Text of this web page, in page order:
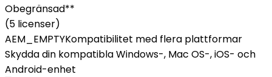
Obegränsad**
(5 licenser)
AEM_EMPTYKompatibilitet med flera plattformar
Skydda din kompatibla Windows-, Mac OS-, iOS- och
Android-enhet